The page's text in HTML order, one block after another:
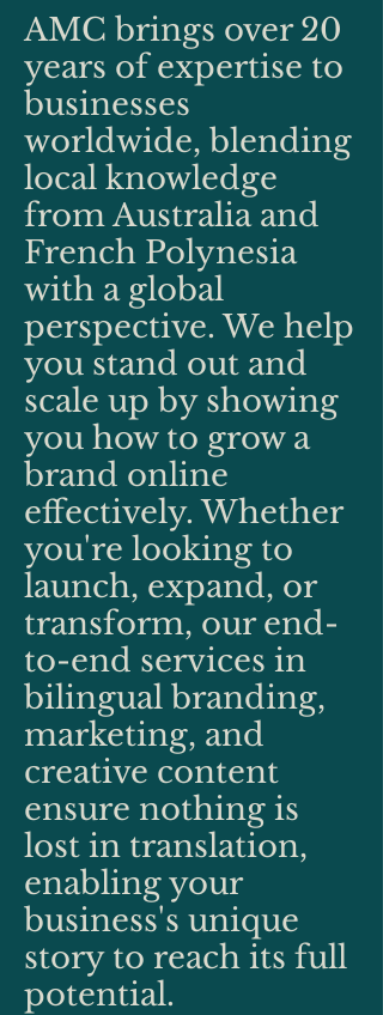
AMC brings over 20
years of expertise to
businesses
worldwide, blending
local knowledge
from Australia and
French Polynesia
with a global
perspective. We help
you stand out and
scale up by showing
you how to grow a
brand online
effectively. Whether
you're looking to
launch, expand, or
transform, our end-
to-end services in
bilingual branding,
marketing, and
creative content
ensure nothing is
lost in translation,
enabling your
business's unique
story to reach its full
potential.